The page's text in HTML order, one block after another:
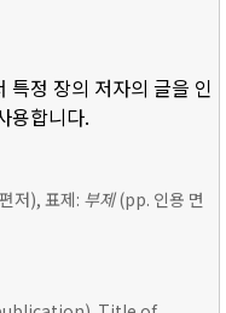
특정 장의 저자의 글을 인
용합니다.
저), 표제: 부제(pp. 인용 면